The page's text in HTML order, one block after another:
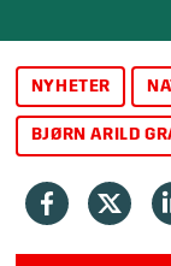
NYHETER
BJØRN ARILD